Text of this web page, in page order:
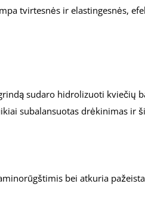
tvirtesnės ir elastingesnės,
sudaro hidrolizuoti kviečių
subalansuotas drėkinimas ir
bei atkuria